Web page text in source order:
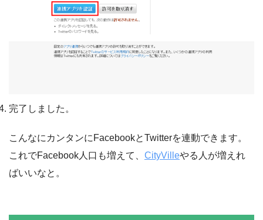
完了しました。
こんなにカンタンにFacebookとTwitterを連動できます。
これでFacebook人口も増えて、 CityVilleやる人が増えれ
ばいいなと。